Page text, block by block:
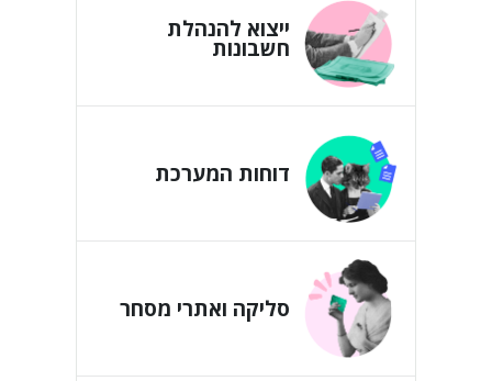
ייצוא להנהלת
חשבונות
דוחות המערכת
סליקה ואתרי מסחר